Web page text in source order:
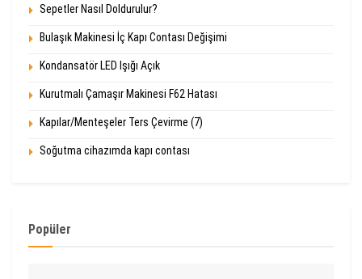
Sepetler Nasıl Doldurulur?
Bulaşık Makinesi İç Kapı Contası Değişimi
Kondansatör LED Işığı Açık
Kurutmalı Çamaşır Makinesi F62 Hatası
Kapılar/Menteşeler Ters Çevirme (7)
Soğutma cihazımda kapı contası
Popüler